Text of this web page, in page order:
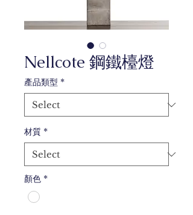
Nellcote 鋼鐵檯燈
產品類型 *
材質 *
顏色 *